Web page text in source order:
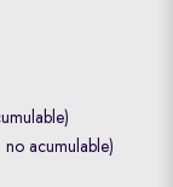
acumulable)